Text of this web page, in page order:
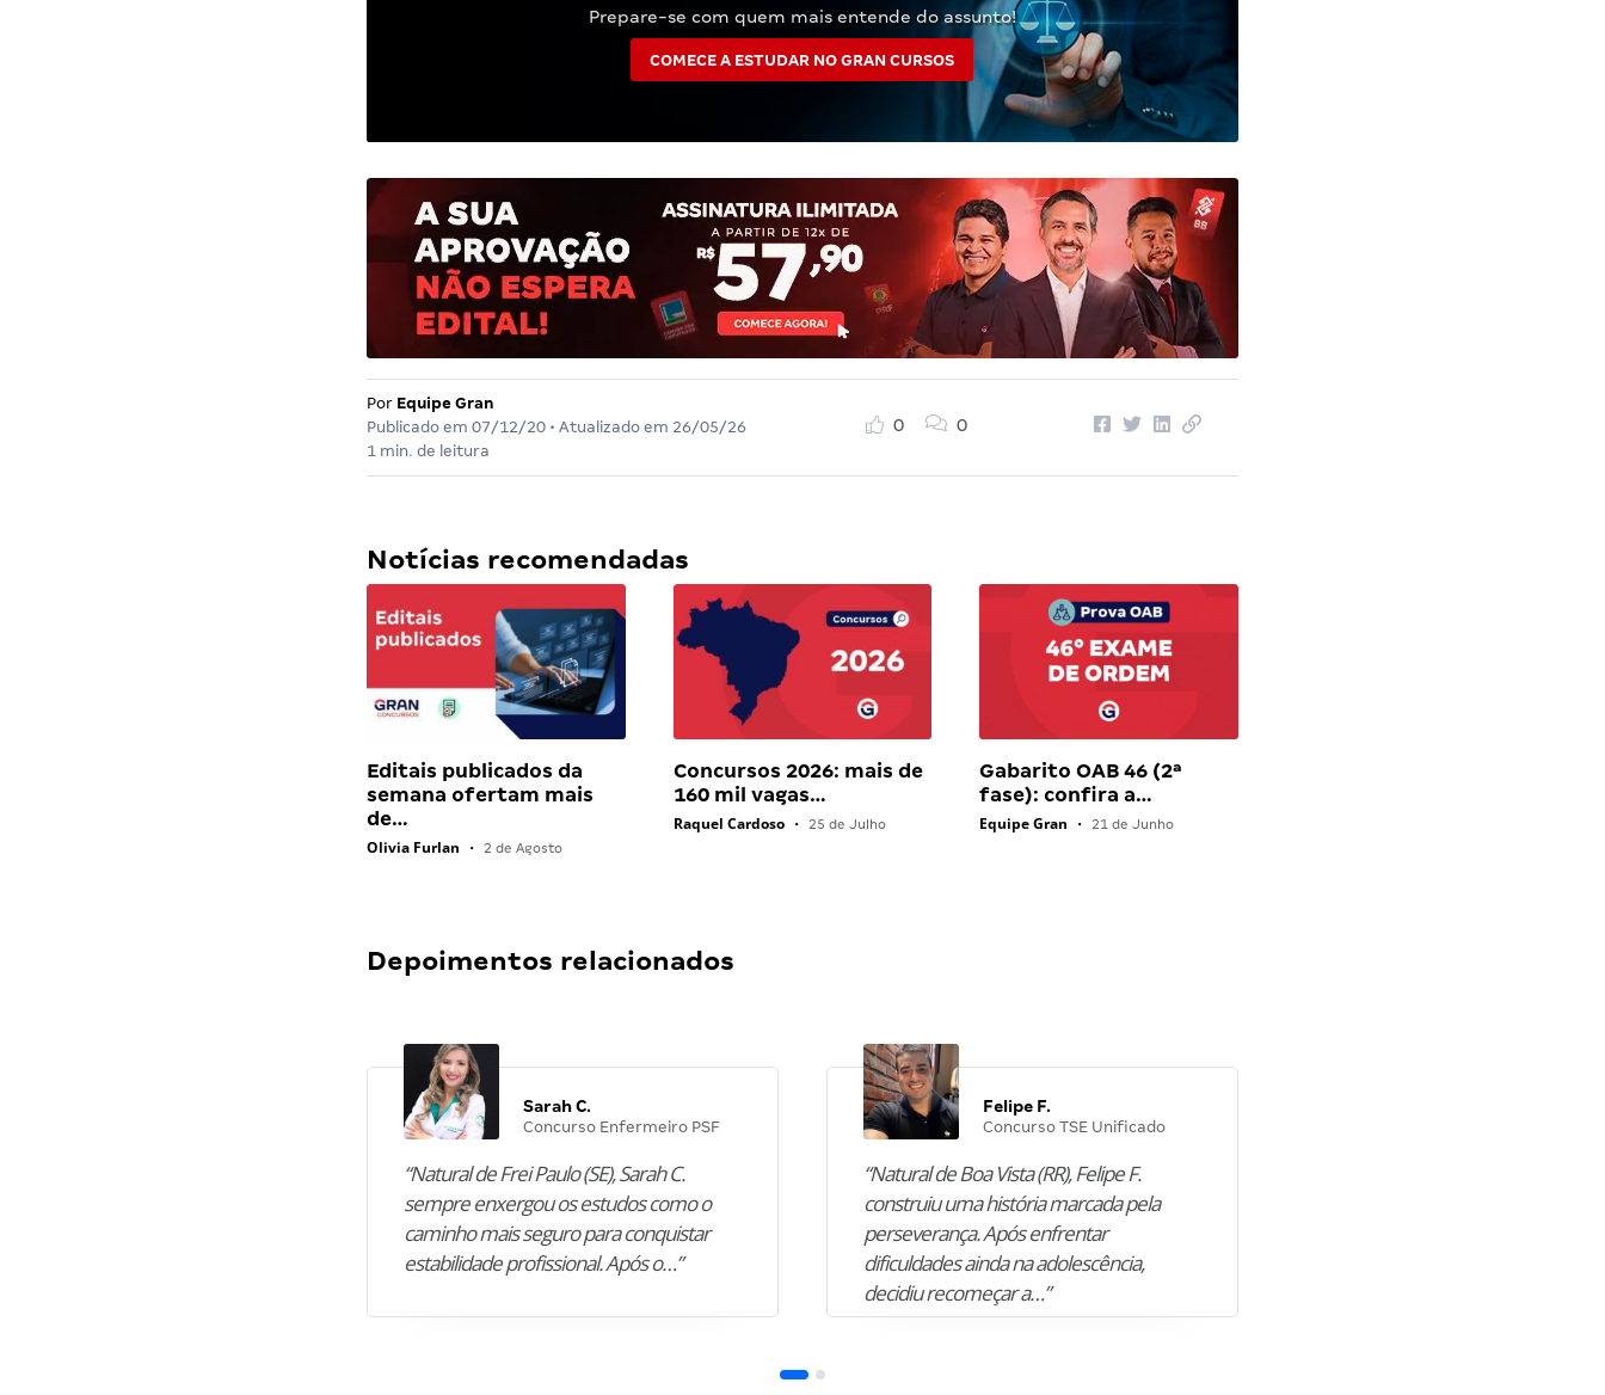
Prepare-se com quem mais entende do assunto!
COMECE A ESTUDAR NO GRAN CURSOS
Por Equipe Gran
Publicado em 07/12/20• Atualizado em 26/05/26
1 min. de leitura
0 0
Notícias recomendadas
Editais publicados da
semana ofertam mais
de…
Olivia Furlan • 2 de Agosto
Concursos 2026: mais de
160 mil vagas…
Raquel Cardoso • 25 de Julho
Gabarito OAB 46 (2ª
fase): confira a…
Equipe Gran • 21 de Junho
Depoimentos relacionados
Sarah C.
Concurso Enfermeiro PSF
“Natural de Frei Paulo (SE), Sarah C.
sempre enxergou os estudos como o
caminho mais seguro para conquistar
estabilidade profissional. Após o…”
Felipe F.
Concurso TSE Unificado
“Natural de Boa Vista (RR), Felipe F.
construiu uma história marcada pela
perseverança. Após enfrentar
dificuldades ainda na adolescência,
decidiu recomeçar a…”